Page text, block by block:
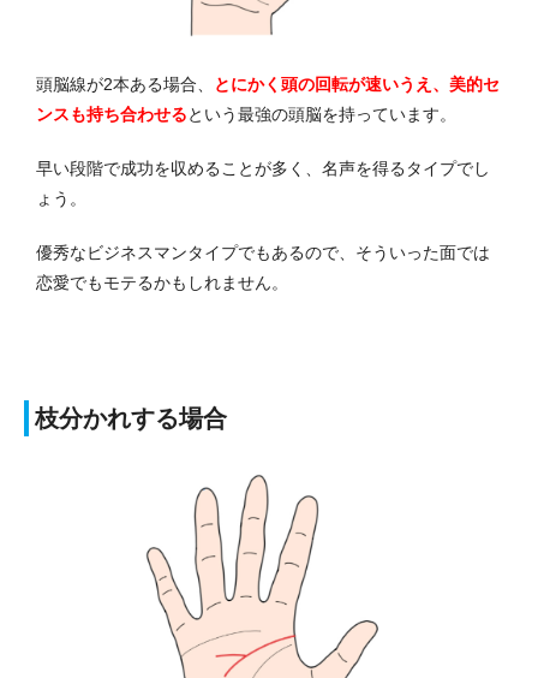
頭脳線が2本ある場合、
とにかく頭の回転が速いうえ、美的セ
ンスも持ち合わせるという最強の頭脳を持っています。
早い段階で成功を収めることが多く、名声を得るタイプでし
ょう。
優秀なビジネスマンタイプでもあるので、そういった面では
恋愛でもモテるかもしれません。
枝分かれする場合